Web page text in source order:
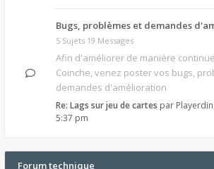
Bugs, problèmes et demandes
5 Sujets 19 Messages
Afin d'améliorer de manière
Coinche, venez poster vos bugs,
demandes d'amélioration
Re: Lags sur jeu de cartes par
5:37 pm
Forum technique